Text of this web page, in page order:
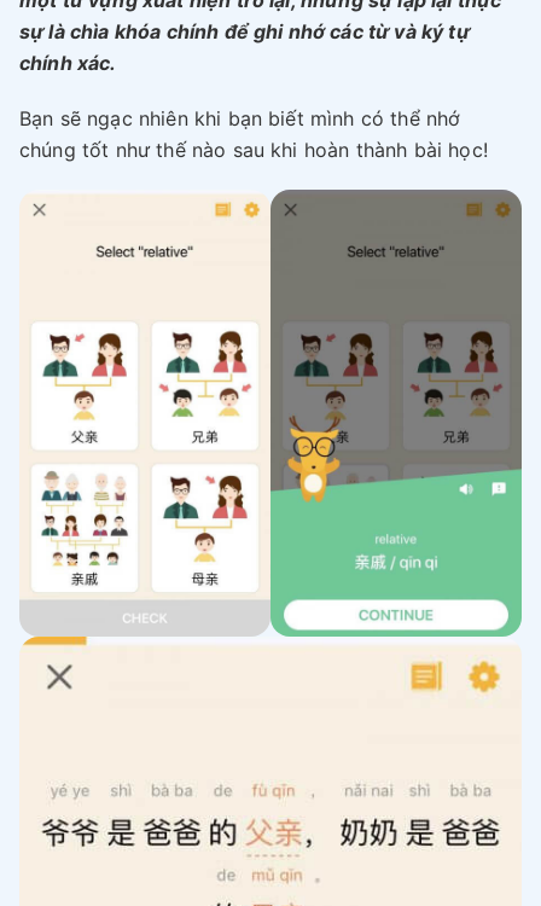
sự là chìa khóa chính để ghi nhớ các từ và ký tự
chính xác.
Bạn sẽ ngạc nhiên khi bạn biết mình có thể nhớ
chúng tốt như thế nào sau khi hoàn thành bài học!